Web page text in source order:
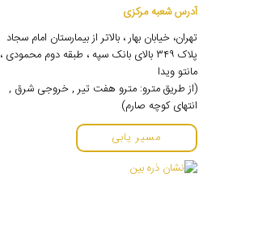
آدرس شعبه مرکزی
تهران، خیابان بهار ، بالاتر از بیمارستان امام سجاد
پلاک ۳۴۹ بالای بانک سپه ، طبقه دوم محمودی ،
مانتو ویدا
(از طریق مترو: مترو هفت تیر , خروجی شرق ,
انتهای کوچه صارم)
مسیر یابی